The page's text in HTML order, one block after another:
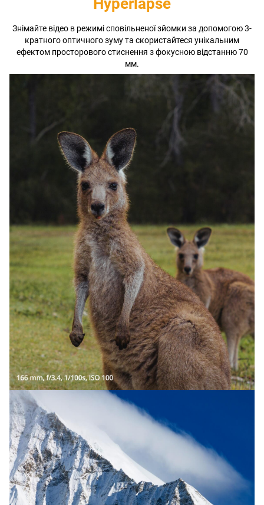
Знімайте відео в режимі сповільненої зйомки за допомогою 3-
кратного оптичного зуму та скористайтеся унікальним
ефектом просторового стиснення з фокусною відстанню 70
мм.